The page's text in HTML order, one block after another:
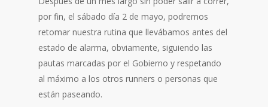
por fin, el sábado día 2 de mayo, podremos
retomar nuestra rutina que llevábamos antes del
estado de alarma, obviamente, siguiendo las
pautas marcadas por el Gobierno y respetando
al máximo a los otros runners o personas que
están paseando.